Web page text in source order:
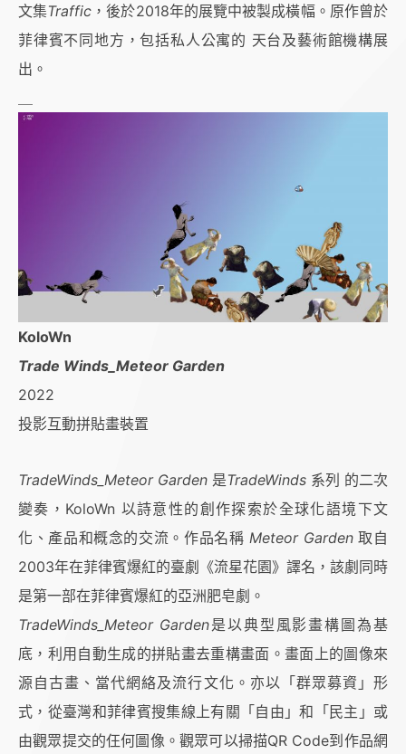
文集Traffic ，後於2018年的展覽中被製成橫幅。原作曾於
菲律賓不同地方，包括私人公寓的 天台及藝術館機構展
出。
KoloWn
Trade Winds_Meteor Garden
2022
投影互動拼貼畫裝置
TradeWinds_Meteor Garden 是TradeWinds 系列 的二次
變奏，KoloWn 以詩意性的創作探索於全球化語境下文
化、產品和概念的交流。作品名稱 Meteor Garden取自
2003年在菲律賓爆紅的臺劇《流星花園》譯名，該劇同時
是第一部在菲律賓爆紅的亞洲肥皂劇。
TradeWinds_Meteor Garden是以典型風影畫構圖為基
底，利用自動生成的拼貼畫去重構畫面。畫面上的圖像來
源自古畫、當代網絡及流行文化。亦以「群眾募資」形
式，從臺灣和菲律賓搜集線上有關「自由」和「民主」或
由觀眾提交的仼何圖像。觀眾可以掃描QR Code到作品網